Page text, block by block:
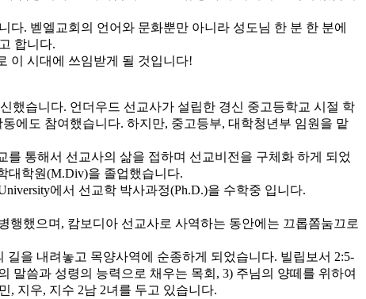
. 벧엘교회의 언어와 문화뿐만 아니라 성도님 한 분 한 분에
합니다.
이 시대에 쓰임받게 될 것입니다!
했습니다. 언더우드 선교사가 설립한 경신 중고등학교 시절 학
에도 참여했습니다. 하지만, 중고등부, 대학청년부 임원을 맡
통해서 선교사의 삶을 접하며 선교비전을 구체화 하게 되었
대학원(M.Div)을 졸업했습니다.
에서 선교학 박사과정(Ph.D.)을 수학중 입니다.
했으며, 캄보디아 선교사로 사역하는 동안에는 끄롭쫌눔끄로
을 내려놓고 목양사역에 순종하게 되었습니다. 빌립보서 2:5-
말씀과 성령의 능력으로 채우는 목회, 3) 주님의 양떼를 위하여
, 지우, 지수 2남 2녀를 두고 있습니다.